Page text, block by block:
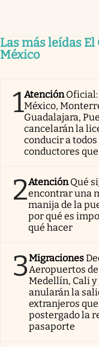
Las más leídas
México
1AtenciónOficial:
México,
Guadalajara,
cancelarán la
conducir a todos
conductores
2AtenciónQué
encontrar una
manija de la
por qué es
qué hacer
3Migraciones
Aeropuertos
Medellín, Cali
anularán la
extranjeros
postergado la
pasaporte